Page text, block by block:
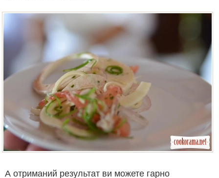
А отриманий результат ви можете гарно